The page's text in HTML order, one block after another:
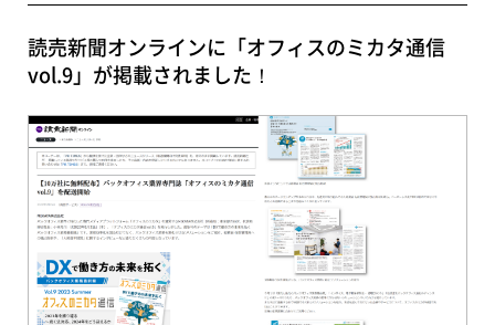
読売新聞オンラインに「オフィスのミカタ通信
vol.9」が掲載されました！